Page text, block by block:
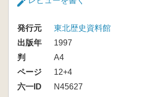
発行元
東北歴史資料館
出版年
1997
判
A4
ページ
12+4
六一ID
N45627